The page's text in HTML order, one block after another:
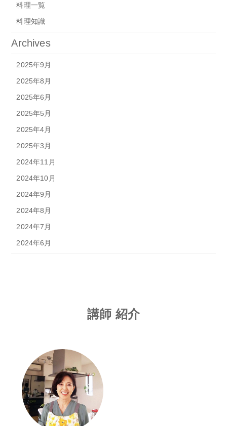
料理一覧
料理知識
Archives
2025年9月
2025年8月
2025年6月
2025年5月
2025年4月
2025年3月
2024年11月
2024年10月
2024年9月
2024年8月
2024年7月
2024年6月
講師 紹介